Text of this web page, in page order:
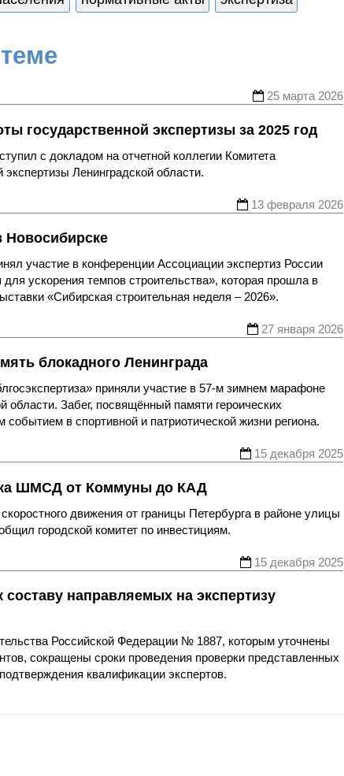
25 марта 2026
государственной экспертизы за 2025 год
с докладом на отчетной коллегии Комитета
экспертизы Ленинградской области.
13 февраля 2026
Новосибирске
участие в конференции Ассоциации экспертиз России
ускорения темпов строительства», которая прошла в
«Сибирская строительная неделя – 2026».
27 января 2026
блокадного Ленинграда
приняли участие в 57-м зимнем марафоне
Забег, посвящённый памяти героических
в спортивной и патриотической жизни региона.
15 декабря 2025
ШМСД от Коммуны до КАД
движения от границы Петербурга в районе улицы
городской комитет по инвестициям.
15 декабря 2025
направляемых на экспертизу
Российской Федерации № 1887, которым уточнены
сокращены сроки проведения проверки представленных
квалификации экспертов.